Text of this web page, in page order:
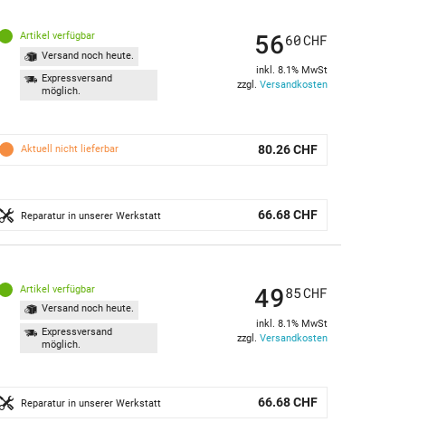
Artikel verfügbar
Versand noch heute.
Expressversand
möglich.
5660CHF
inkl. 8.1% MwSt
zzgl. Versandkosten
Aktuell nicht lieferbar 80.26 CHF
Reparatur in unserer Werkstatt 66.68 CHF
Artikel verfügbar
Versand noch heute.
Expressversand
möglich.
4985CHF
inkl. 8.1% MwSt
zzgl. Versandkosten
Reparatur in unserer Werkstatt 66.68 CHF